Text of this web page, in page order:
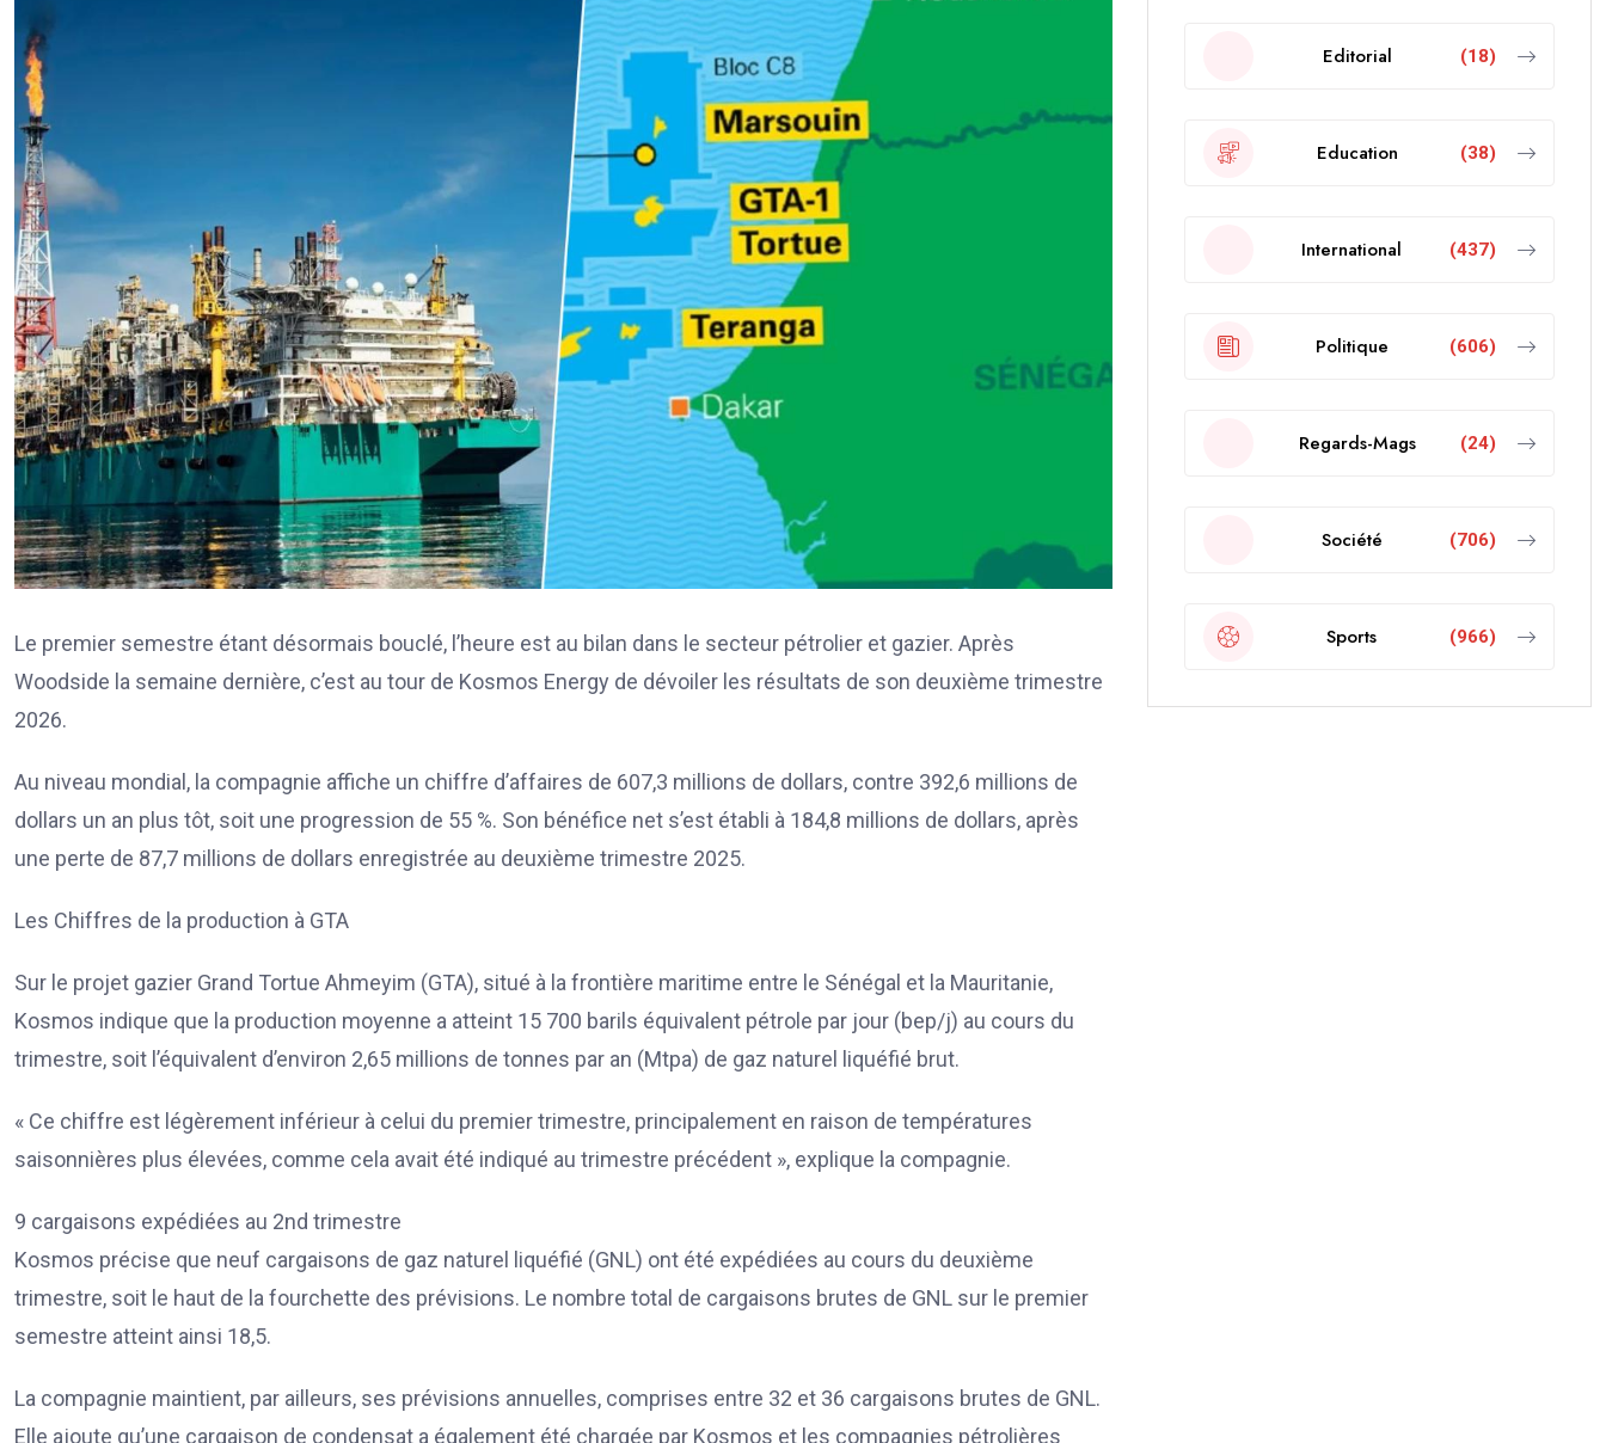
Le premier semestre étant désormais bouclé, l’heure est au bilan dans le secteur pétrolier et gazier. Après
Woodside la semaine dernière, c’est au tour de Kosmos Energy de dévoiler les résultats de son deuxième trimestre
2026.
Au niveau mondial, la compagnie affiche un chiffre d’affaires de 607,3 millions de dollars, contre 392,6 millions de
dollars un an plus tôt, soit une progression de 55 %. Son bénéfice net s’est établi à 184,8 millions de dollars, après
une perte de 87,7 millions de dollars enregistrée au deuxième trimestre 2025.
Les Chiffres de la production à GTA
Sur le projet gazier Grand Tortue Ahmeyim (GTA), situé à la frontière maritime entre le Sénégal et la Mauritanie,
Kosmos indique que la production moyenne a atteint 15 700 barils équivalent pétrole par jour (bep/j) au cours du
trimestre, soit l’équivalent d’environ 2,65 millions de tonnes par an (Mtpa) de gaz naturel liquéfié brut.
« Ce chiffre est légèrement inférieur à celui du premier trimestre, principalement en raison de températures
saisonnières plus élevées, comme cela avait été indiqué au trimestre précédent », explique la compagnie.
9 cargaisons expédiées au 2nd trimestre
Kosmos précise que neuf cargaisons de gaz naturel liquéfié (GNL) ont été expédiées au cours du deuxième
trimestre, soit le haut de la fourchette des prévisions. Le nombre total de cargaisons brutes de GNL sur le premier
semestre atteint ainsi 18,5.
La compagnie maintient, par ailleurs, ses prévisions annuelles, comprises entre 32 et 36 cargaisons brutes de GNL.
Elle ajoute qu’une cargaison de condensat a également été chargée par Kosmos et les compagnies pétrolières
Editorial (18)
Education (38)
International (437)
Politique (606)
Regards-Mags (24)
Société (706)
Sports (966)